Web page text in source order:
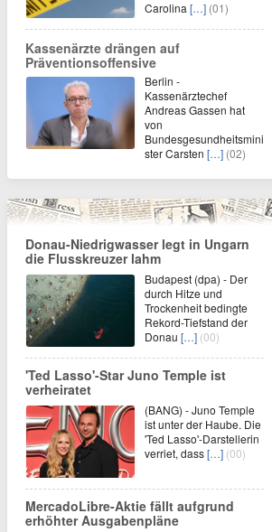
Carolina […] (01)
Kassenärzte drängen auf
Präventionsoffensive
Berlin -
Kassenärztechef
Andreas Gassen hat
von
Bundesgesundheitsmini
ster Carsten […] (02)
Donau-Niedrigwasser legt in Ungarn
die Flusskreuzer lahm
Budapest (dpa) - Der
durch Hitze und
Trockenheit bedingte
Rekord-Tiefstand der
Donau […] (00)
'Ted Lasso'-Star Juno Temple ist
verheiratet
(BANG) - Juno Temple
ist unter der Haube. Die
'Ted Lasso'-Darstellerin
verriet, dass[…] (00)
MercadoLibre-Aktie fällt aufgrund
erhöhter Ausgabenpläne